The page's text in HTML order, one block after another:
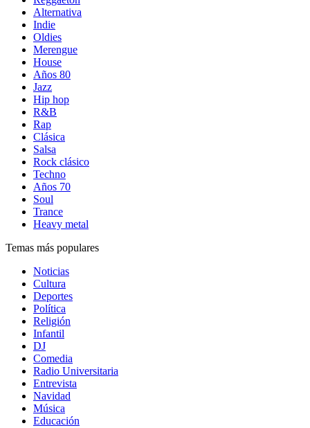
Alternativa
Indie
Oldies
Merengue
House
Años 80
Jazz
Hip hop
R&B
Rap
Clásica
Salsa
Rock clásico
Techno
Años 70
Soul
Trance
Heavy metal
Temas más populares
Noticias
Cultura
Deportes
Política
Religión
Infantil
DJ
Comedia
Radio Universitaria
Entrevista
Navidad
Música
Educación